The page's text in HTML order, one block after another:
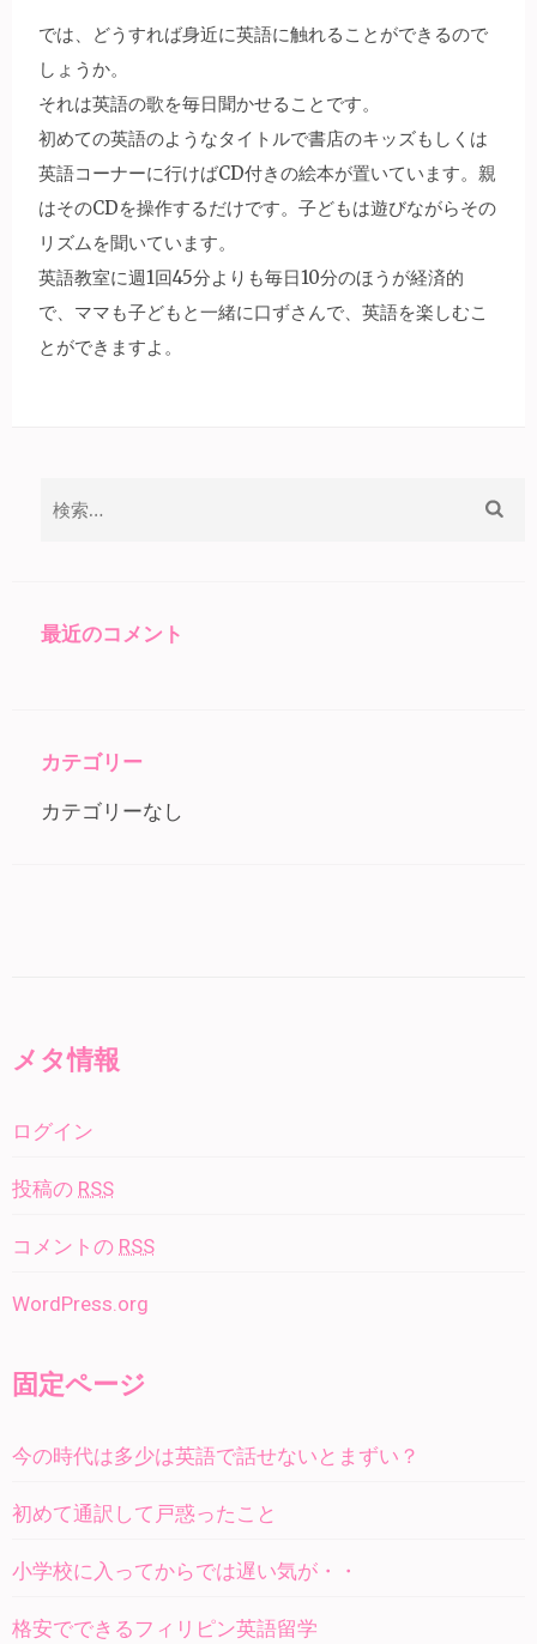
では、どうすれば身近に英語に触れることができるので
しょうか。
それは英語の歌を毎日聞かせることです。
初めての英語のようなタイトルで書店のキッズもしくは
英語コーナーに行けばCD付きの絵本が置いています。親
はそのCDを操作するだけです。子どもは遊びながらその
リズムを聞いています。
英語教室に週1回45分よりも毎日10分のほうが経済的
で、ママも子どもと一緒に口ずさんで、英語を楽しむこ
とができますよ。
最近のコメント
カテゴリー
カテゴリーなし
メタ情報
ログイン
投稿の RSS
コメントの RSS
WordPress.org
固定ページ
今の時代は多少は英語で話せないとまずい？
初めて通訳して戸惑ったこと
小学校に入ってからでは遅い気が・・
格安でできるフィリピン英語留学